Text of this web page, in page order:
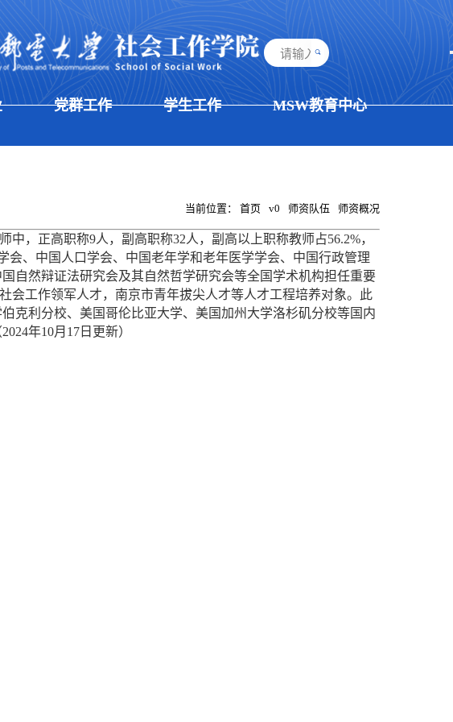
党群工作 学生工作 MSW教育中心
当前位置： 首页 v0 师资队伍 师资概况
，正高职称9人，副高职称32人，副高以上职称教师占56.2%，
会、中国人口学会、中国老年学和老年医学学会、中国行政管理
自然辩证法研究会及其自然哲学研究会等全国学术机构担任重要
会工作领军人才，南京市青年拔尖人才等人才工程培养对象。此
克利分校、美国哥伦比亚大学、美国加州大学洛杉矶分校等国内
年10月17日更新）